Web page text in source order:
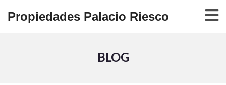
Propiedades Palacio Riesco
BLOG